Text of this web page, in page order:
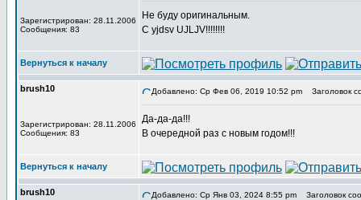
Зарегистрирован: 28.11.2006
Сообщения: 83
Не буду оригинальным.
C yjdsv UJLJV!!!!!!!!
Вернуться к началу
brush10
Зарегистрирован: 28.11.2006
Сообщения: 83
Добавлено: Ср Фев 06, 2019 10:52 pm Заголовок
Да-да-да!!!
В очередной раз с новым годом!!!
Вернуться к началу
brush10 Добавлено: Ср Янв 03, 2024 8:55 pm Заголовок